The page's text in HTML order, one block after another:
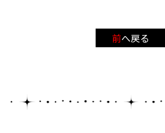
前へ戻る